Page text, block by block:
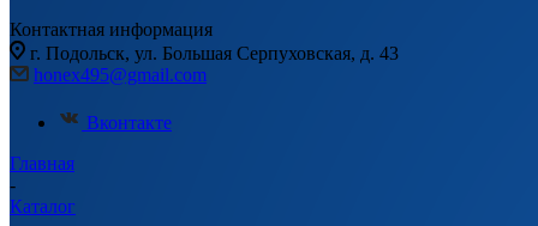
Контактная информация
г. Подольск, ул. Большая Серпуховская, д. 43
honex495@gmail.com
Вконтакте
Главная
-
Каталог